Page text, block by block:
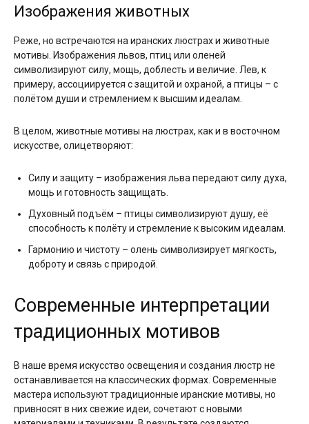
Изображения животных
Реже, но встречаются на иранских люстрах и животные
мотивы. Изображения львов, птиц или оленей
символизируют силу, мощь, доблесть и величие. Лев, к
примеру, ассоциируется с защитой и охраной, а птицы – с
полётом души и стремлением к высшим идеалам.
В целом, животные мотивы на люстрах, как и в восточном
искусстве, олицетворяют:
Силу и защиту – изображения льва передают силу духа,
мощь и готовность защищать.
Духовный подъём – птицы символизируют душу, её
способность к полёту и стремление к высоким идеалам.
Гармонию и чистоту – олень символизирует мягкость,
доброту и связь с природой.
Современные интерпретации
традиционных мотивов
В наше время искусство освещения и создания люстр не
останавливается на классических формах. Современные
мастера используют традиционные иранские мотивы, но
привносят в них свежие идеи, сочетают с новыми